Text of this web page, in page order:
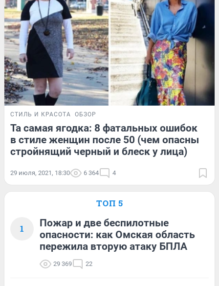
СТИЛЬ И КРАСОТА ОБЗОР
Та самая ягодка: 8 фатальных ошибок
в стиле женщин после 50 (чем опасны
стройнящий черный и блеск у лица)
29 июля, 2021, 18:30 6 364 4
ТОП 5
1
Пожар и две беспилотные
опасности: как Омская область
пережила вторую атаку БПЛА
29 369 22